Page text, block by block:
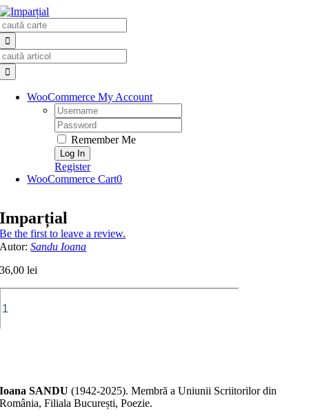
Skip
to
content
WooCommerce My Account
Username:
Password:
Remember Me
Register
WooCommerce Cart0
Imparțial
Be the first to leave a review.
Autor:Sandu Ioana
36,00lei
Ioana SANDU(1942-2025). Membră a Uniunii Scriitorilor din
România, Filiala București, Poezie.